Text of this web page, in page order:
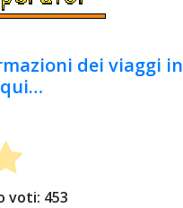
dei viaggi in
qui…
voti: 453